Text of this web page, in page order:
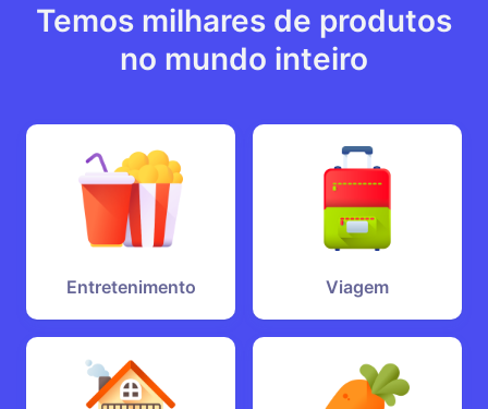
Temos milhares de produtos
no mundo inteiro
Entretenimento Viagem